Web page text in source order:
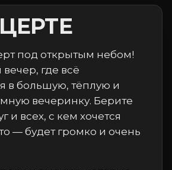
под открытым небом!
где всё
в большую, тёплую и
вечеринку. Берите
и всех, с кем хочется
— будет громко и очень